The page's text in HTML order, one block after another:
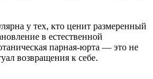
у тех, кто ценит размеренный
в естественной
парная-юрта — это не
возвращения к себе.